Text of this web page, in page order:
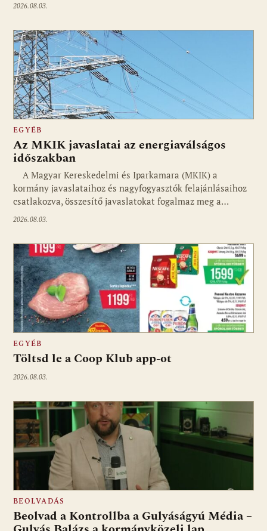
2026.08.03.
EGYÉB
Az MKIK javaslatai az energiaválságos
időszakban
A Magyar Kereskedelmi és Iparkamara (MKIK) a
kormány javaslataihoz és nagyfogyasztók felajánlásaihoz
csatlakozva, összesítő javaslatokat fogalmaz meg a…
2026.08.03.
EGYÉB
Töltsd le a Coop Klub app-ot
2026.08.03.
BEOLVADÁS
Beolvad a Kontrollba a Gulyáságyú Média –